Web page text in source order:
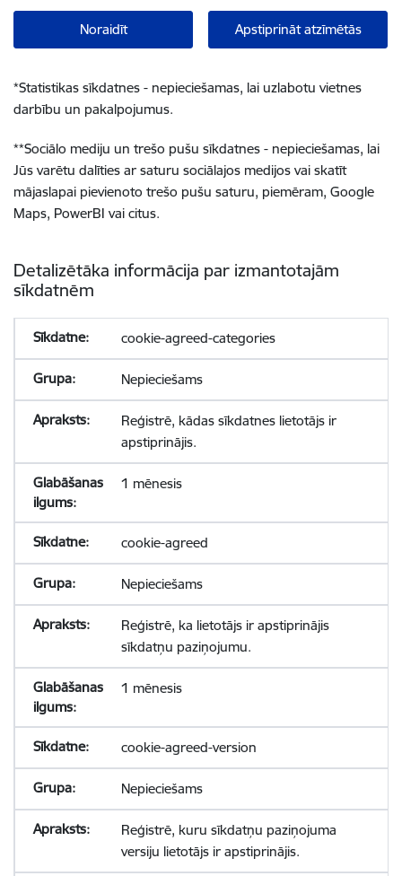
Noraidīt Apstiprināt atzīmētās
*Statistikas sīkdatnes - nepieciešamas, lai uzlabotu vietnes
darbību un pakalpojumus.
**Sociālo mediju un trešo pušu sīkdatnes - nepieciešamas, lai
Jūs varētu dalīties ar saturu sociālajos medijos vai skatīt
mājaslapai pievienoto trešo pušu saturu, piemēram, Google
Maps, PowerBI vai citus.
Detalizētāka informācija par izmantotajām
sīkdatnēm
cookie-agreed-categories
Nepieciešams
Reģistrē, kādas sīkdatnes lietotājs ir
apstiprinājis.
1 mēnesis
cookie-agreed
Nepieciešams
Reģistrē, ka lietotājs ir apstiprinājis
sīkdatņu paziņojumu.
1 mēnesis
cookie-agreed-version
Nepieciešams
Reģistrē, kuru sīkdatņu paziņojuma
versiju lietotājs ir apstiprinājis.